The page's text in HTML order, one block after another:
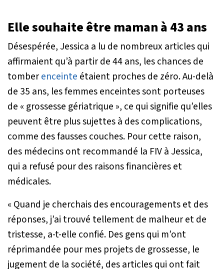
Elle souhaite être maman à 43 ans
Désespérée, Jessica a lu de nombreux articles qui
affirmaient qu’à partir de 44 ans, les chances de
tomberenceinte étaient proches de zéro. Au-delà
de 35 ans, les femmes enceintes sont porteuses
de « grossesse gériatrique », ce qui signifie qu’elles
peuvent être plus sujettes à des complications,
comme des fausses couches. Pour cette raison,
des médecins ont recommandé la FIV à Jessica,
qui a refusé pour des raisons financières et
médicales.
« Quand je cherchais des encouragements et des
réponses, j’ai trouvé tellement de malheur et de
tristesse, a-t-elle confié. Des gens qui m’ont
réprimandée pour mes projets de grossesse, le
jugement de la société, des articles qui ont fait